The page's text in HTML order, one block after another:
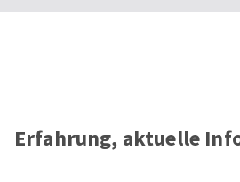
Erfahrung, aktuelle